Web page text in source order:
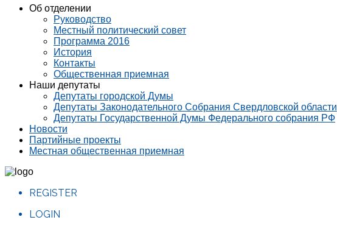
Об отделении
Руководство
Местный политический совет
Программа 2016
История
Контакты
Общественная приемная
Наши депутаты
Депутаты городской Думы
Депутаты Законодательного Собрания Свердловской области
Депутаты Государственной Думы Федерального собрания РФ
Новости
Партийные проекты
Местная общественная приемная
REGISTER
LOGIN